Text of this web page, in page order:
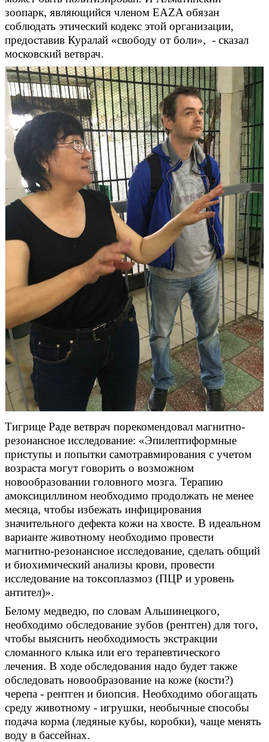
зоопарк, являющийся членом EAZA обязан
соблюдать этический кодекс этой организации,
предоставив Куралай «свободу от боли», - сказал
московский ветврач.
Тигрице Раде ветврач порекомендовал магнитно-
резонансное исследование: «Эпилептиформные
приступы и попытки самотравмирования с учетом
возраста могут говорить о возможном
новообразовании головного мозга. Терапию
амоксициллином необходимо продолжать не менее
месяца, чтобы избежать инфицирования
значительного дефекта кожи на хвосте. В идеальном
варианте животному необходимо провести
магнитно-резонансное исследование, сделать общий
и биохимический анализы крови, провести
исследование на токсоплазмоз (ПЦР и уровень
антител)».
Белому медведю, по словам Альшинецкого,
необходимо обследование зубов (рентген) для того,
чтобы выяснить необходимость экстракции
сломанного клыка или его терапевтического
лечения. В ходе обследования надо будет также
обследовать новообразование на коже (кости?)
черепа - рентген и биопсия. Необходимо обогащать
среду животному - игрушки, необычные способы
подача корма (ледяные кубы, коробки), чаще менять
воду в бассейнах.